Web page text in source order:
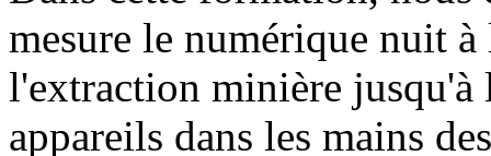
mesure le numérique nuit
l'extraction minière jusqu'à
appareils dans les mains